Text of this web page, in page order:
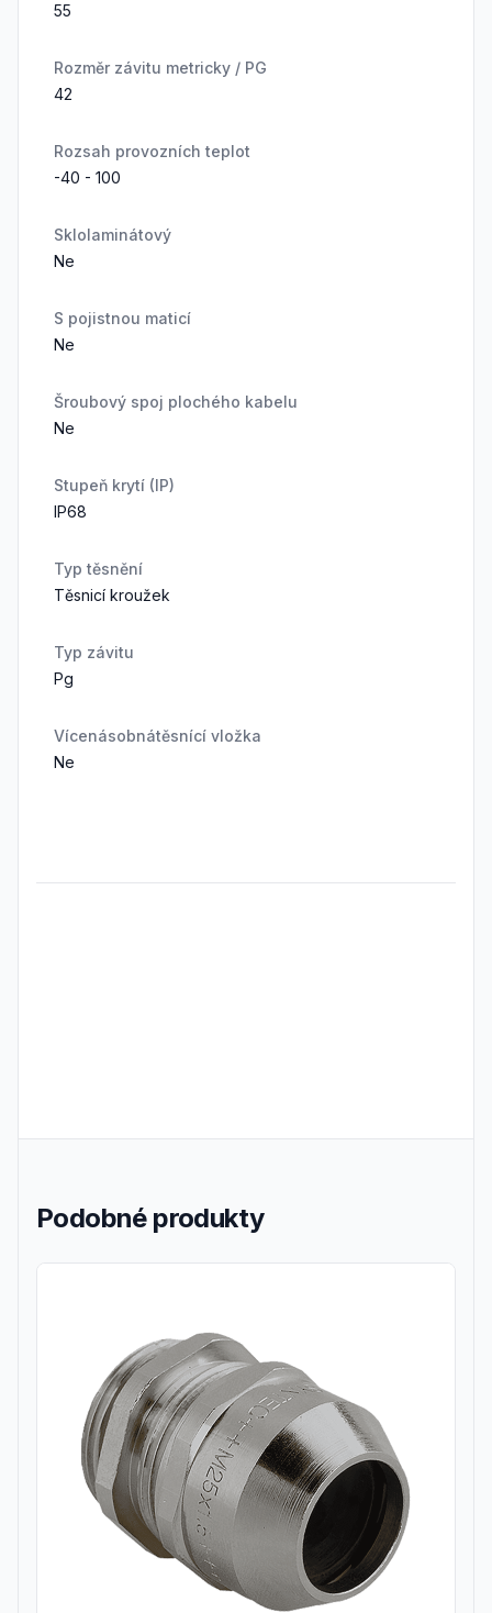
55
Rozměr závitu metricky / PG
42
Rozsah provozních teplot
-40 - 100
Sklolaminátový
Ne
S pojistnou maticí
Ne
Šroubový spoj plochého kabelu
Ne
Stupeň krytí (IP)
IP68
Typ těsnění
Těsnicí kroužek
Typ závitu
Pg
Vícenásobnátěsnící vložka
Ne
Podobné produkty